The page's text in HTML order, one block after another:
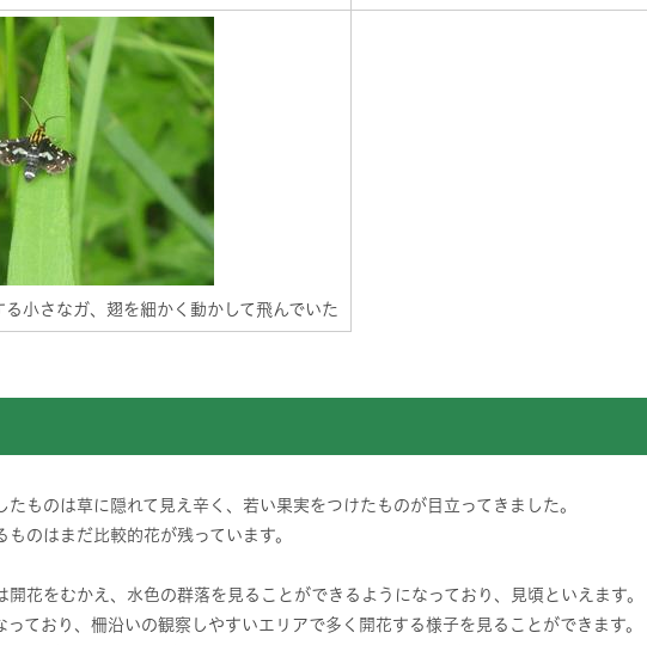
小さなガ、翅を細かく動かして飛んでいた
たものは草に隠れて見え辛く、若い果実をつけたものが目立ってきました。
ものはまだ比較的花が残っています。
開花をむかえ、水色の群落を見ることができるようになっており、見頃といえます。
っており、柵沿いの観察しやすいエリアで多く開花する様子を見ることができます。